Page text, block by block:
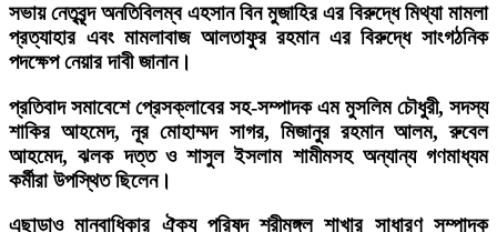
সভায় নেতৃবৃন্দ অনতিবিলম্ব এহসান বিন মুজাহির এর বিরুদ্ধে মিথ্যা মামলা
প্রত্যাহার এবং মামলাবাজ আলতাফুর রহমান এর বিরুদ্ধে সাংগঠনিক
পদক্ষেপ নেয়ার দাবী জানান।
প্রতিবাদ সমাবেশে প্রেসক্লাবের সহ-সম্পাদক এম মুসলিম চৌধুরী, সদস্য
শাকির আহমেদ, নূর মোহাম্মদ সাগর, মিজানুর রহমান আলম, রুবেল
আহমেদ, ঝলক দত্ত ও শাসুল ইসলাম শামীমসহ অন্যান্য গণমাধ্যম
কর্মীরা উপস্থিত ছিলেন।
এছাড়াও মানবাধিকার ঐক্য পরিষদ শ্রীমঙ্গল শাখার সাধারণ সম্পাদক